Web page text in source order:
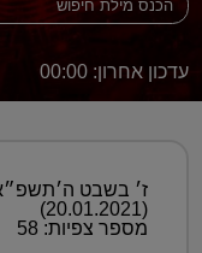
עדכון אחרון: 00:00
ז׳ בשבט
(20.01.2021)
מספר צפיות: 58